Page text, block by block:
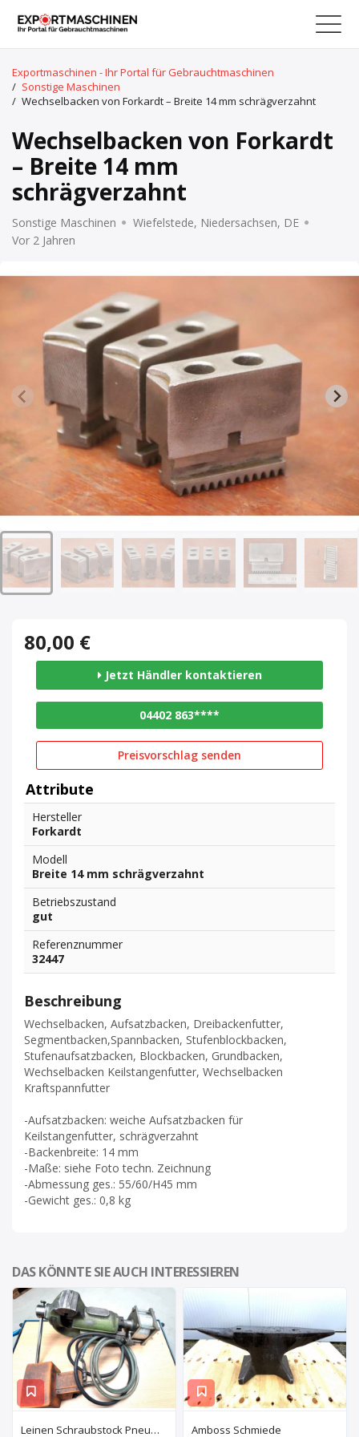
Exportmaschinen - Ihr Portal für Gebrauchtmaschinen
/ Sonstige Maschinen
/ Wechselbacken von Forkardt – Breite 14 mm schrägverzahnt
Wechselbacken von Forkardt
– Breite 14 mm
schrägverzahnt
Sonstige Maschinen
Wiefelstede, Niedersachsen, DE
Vor 2 Jahren
80,00 €
Jetzt Händler kontaktieren
04402 863****
Preisvorschlag senden
Attribute
Hersteller
Forkardt
Modell
Breite 14 mm schrägverzahnt
Betriebszustand
gut
Referenznummer
32447
Beschreibung
Wechselbacken, Aufsatzbacken, Dreibackenfutter,
Segmentbacken,Spannbacken, Stufenblockbacken,
Stufenaufsatzbacken, Blockbacken, Grundbacken,
Wechselbacken Keilstangenfutter, Wechselbacken
Kraftspannfutter
-Aufsatzbacken: weiche Aufsatzbacken für
Keilstangenfutter, schrägverzahnt
-Backenbreite: 14 mm
-Maße: siehe Foto techn. Zeichnung
-Abmessung ges.: 55/60/H45 mm
-Gewicht ges.: 0,8 kg
DAS KÖNNTE SIE AUCH INTERESSIEREN
Leinen Schraubstock Pneumatisch Amboss Schmiede